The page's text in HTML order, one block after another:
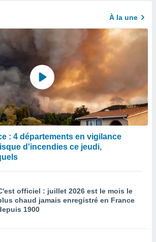
À la une
: 4 départements en vigilance
d'incendies ce jeudi,
officiel : juillet 2026 est le mois le
chaud jamais enregistré en France
1900